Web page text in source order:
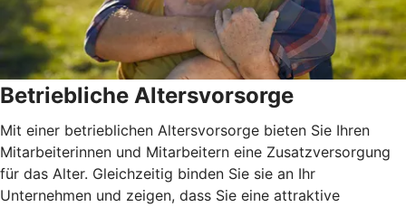
Betriebliche Altersvorsorge
Mit einer betrieblichen Altersvorsorge bieten Sie Ihren
Mitarbeiterinnen und Mitarbeitern eine Zusatzversorgung
für das Alter. Gleichzeitig binden Sie sie an Ihr
Unternehmen und zeigen, dass Sie eine attraktive